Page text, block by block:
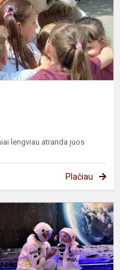
lengviau atranda juos
Plačiau